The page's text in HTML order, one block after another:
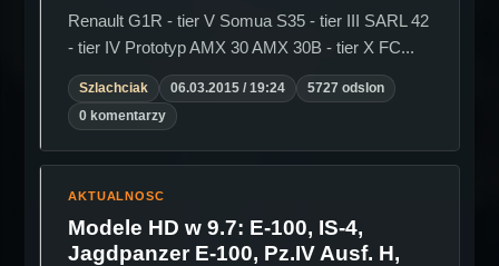
Renault G1R - tier V Somua S35 - tier III SARL 42
- tier IV Prototyp AMX 30 AMX 30B - tier X FC...
Szlachciak 06.03.2015 / 19:24
5727 odslon
0 komentarzy
AKTUALNOSC
Modele HD w 9.7: E-100, IS-4,
Jagdpanzer E-100, Pz.IV Ausf. H,